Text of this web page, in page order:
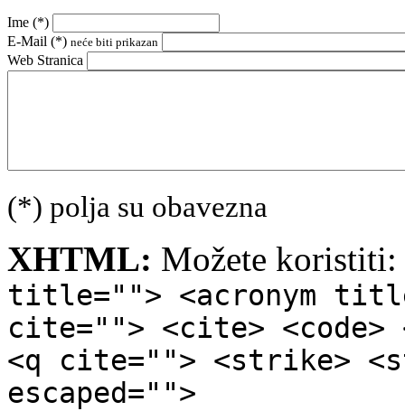
Ime (*)
E-Mail (*) neće biti prikazan
Web Stranica
(*) polja su obavezna
XHTML: Možete koristiti:
title=""> <acronym
cite=""> <cite> <code>
<q cite=""> <strike>
escaped="">